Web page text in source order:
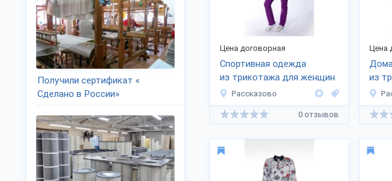
Цена договорная
Спортивная одежда
из трикотажа для женщин
Рассказово
0 отзывов
Цена
из
Получили сертификат «
Сделано в России»